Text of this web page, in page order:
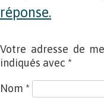
réponse.
Votre adresse de
indiqués avec *
Nom *